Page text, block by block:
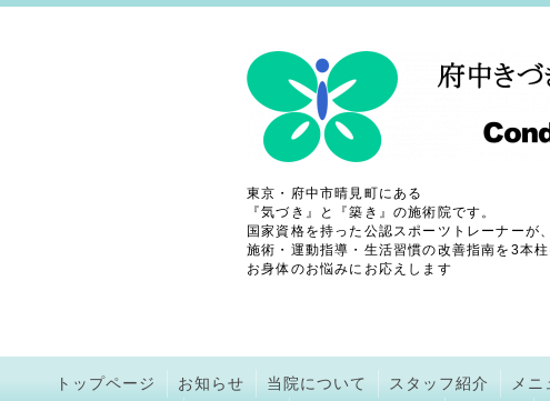
東京・府中市晴見町にある
『気づき』と『築き』の施術院です。
国家資格を持った公認スポーツトレーナーが、
施術・運動指導・生活習慣の改善指南を3本柱
お身体のお悩みにお応えします
トップページ お知らせ 当院について スタッフ紹介 メ